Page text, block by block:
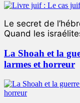
Le secret de
Quand les
La Shoah et la
larmes et horreur